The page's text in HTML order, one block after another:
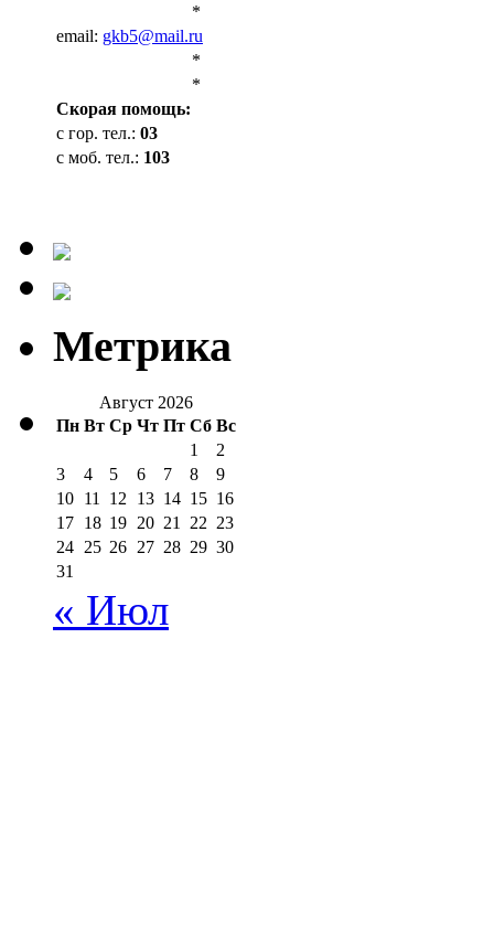
*
email: gkb5@mail.ru
*
*
Cкорая помощь:
с гор. тел.: 03
с моб. тел.: 103
Метрика
Август 2026
Пн Вт Ср Чт Пт Сб Вс
1
2
3
4 5 6 7 8
9
10 11 12 13 14 15 16
17 18 19 20 21 22 23
24 25 26 27 28 29 30
31
« Июл